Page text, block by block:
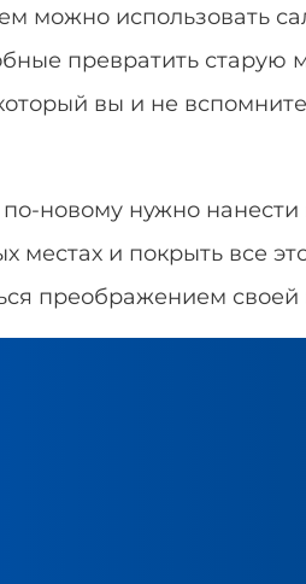
можно использовать
превратить старую
вы и не
новому нужно
местах и покрыть все
преображением